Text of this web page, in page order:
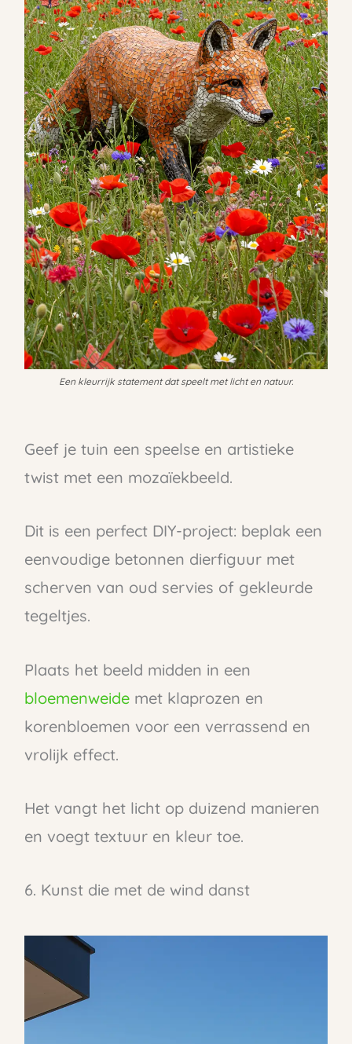
Een kleurrijk statement dat speelt met licht en natuur.
Geef je tuin een speelse en artistieke
twist met een mozaïekbeeld.
Dit is een perfect DIY-project: beplak een
eenvoudige betonnen dierfiguur met
scherven van oud servies of gekleurde
tegeltjes.
Plaats het beeld midden in een
bloemenweidemet klaprozen en
korenbloemen voor een verrassend en
vrolijk effect.
Het vangt het licht op duizend manieren
en voegt textuur en kleur toe.
6. Kunst die met de wind danst